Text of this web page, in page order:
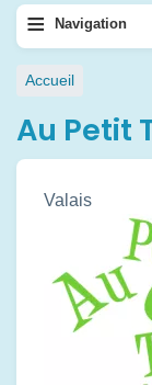
Navigation
≡ Navigation
Fil
d'Ariane
Accueil
Au Petit
Valais